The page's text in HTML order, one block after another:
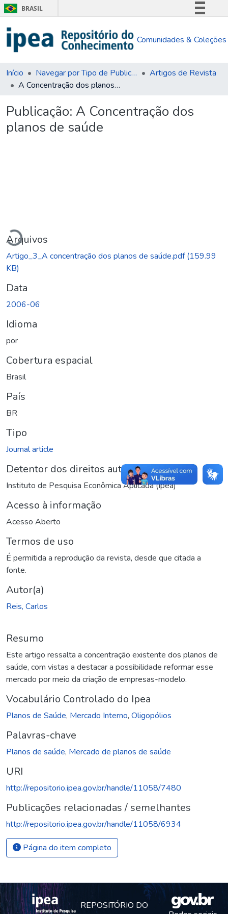
BRASIL
Comunica BR
Acesso à informação
Comunidades & Coleções
Início Navegar por Tipo de Publicação
Artigos de Revista
A Concentração dos planos de saúde
Publicação: A Concentração dos
planos de saúde
Carregando...
Arquivos
Artigo_3_A concentração dos planos de saúde.pdf(159.99
KB)
Data
2006-06
Idioma
por
Cobertura espacial
Brasil
País
BR
Tipo
Journal article
Detentor dos direitos autorais
Instituto de Pesquisa Econômica Aplicada (Ipea)
Acesso à informação
Acesso Aberto
Termos de uso
É permitida a reprodução da revista, desde que citada a
fonte.
Autor(a)
Reis, Carlos
Resumo
Este artigo ressalta a concentração existente dos planos de
saúde, com vistas a destacar a possibilidade reformar esse
mercado por meio da criação de empresas-modelo.
Vocabulário Controlado do Ipea
Planos de Saúde, Mercado Interno, Oligopólios
Palavras-chave
Planos de saúde, Mercado de planos de saúde
URI
http://repositorio.ipea.gov.br/handle/11058/7480
Publicações relacionadas / semelhantes
http://repositorio.ipea.gov.br/handle/11058/6934
Página do item completo
REPOSITÓRIO DO